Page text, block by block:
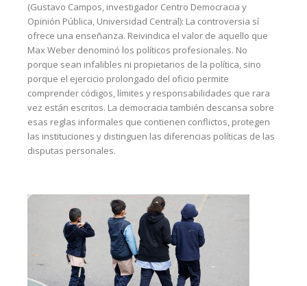
(Gustavo Campos, investigador Centro Democracia y
Opinión Pública, Universidad Central): La controversia sí
ofrece una enseñanza. Reivindica el valor de aquello que
Max Weber denominó los políticos profesionales. No
porque sean infalibles ni propietarios de la política, sino
porque el ejercicio prolongado del oficio permite
comprender códigos, límites y responsabilidades que rara
vez están escritos. La democracia también descansa sobre
esas reglas informales que contienen conflictos, protegen
las instituciones y distinguen las diferencias políticas de las
disputas personales.